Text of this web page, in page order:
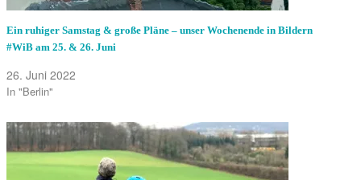
Ein ruhiger Samstag & große Pläne – unser Wochenende in Bildern
#WiB am 25. & 26. Juni
26. Juni 2022
In "Berlin"